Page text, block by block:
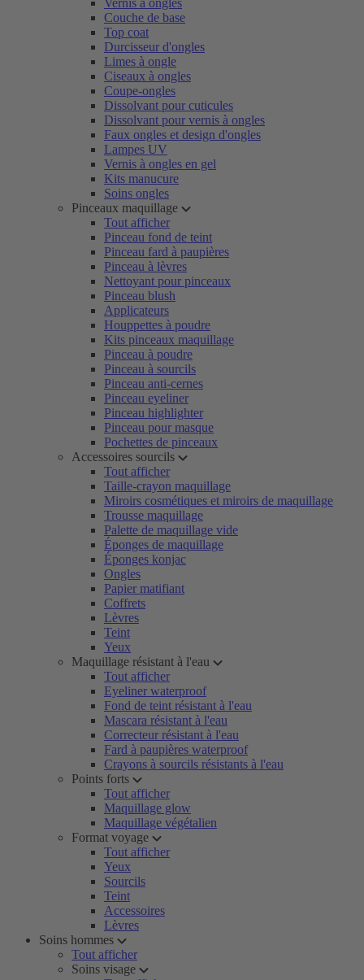
Vernis à ongles
Couche de base
Top coat
Durcisseur d'ongles
Limes à ongle
Ciseaux à ongles
Coupe-ongles
Dissolvant pour cuticules
Dissolvant pour vernis à ongles
Faux ongles et design d'ongles
Lampes UV
Vernis à ongles en gel
Kits manucure
Soins ongles
Pinceaux maquillage
Tout afficher
Pinceau fond de teint
Pinceau fard à paupières
Pinceau à lèvres
Nettoyant pour pinceaux
Pinceau blush
Applicateurs
Houppettes à poudre
Kits pinceaux maquillage
Pinceau à poudre
Pinceau à sourcils
Pinceau anti-cernes
Pinceau eyeliner
Pinceau highlighter
Pinceau pour masque
Pochettes de pinceaux
Accessoires sourcils
Tout afficher
Taille-crayon maquillage
Miroirs cosmétiques et miroirs de maquillage
Trousse maquillage
Palette de maquillage vide
Éponges de maquillage
Éponges konjac
Ongles
Papier matifiant
Coffrets
Lèvres
Teint
Yeux
Maquillage résistant à l'eau
Tout afficher
Eyeliner waterproof
Fond de teint résistant à l'eau
Mascara résistant à l'eau
Correcteur résistant à l'eau
Fard à paupières waterproof
Crayons à sourcils résistants à l'eau
Points forts
Tout afficher
Maquillage glow
Maquillage végétalien
Format voyage
Tout afficher
Yeux
Sourcils
Teint
Accessoires
Lèvres
Soins hommes
Tout afficher
Soins visage